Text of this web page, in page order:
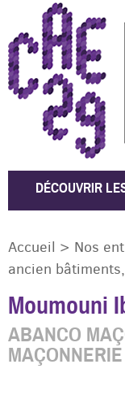
CAE 29
DÉCOUVRIR
Accueil > Nos
ancien
Moumouni
ABANCO